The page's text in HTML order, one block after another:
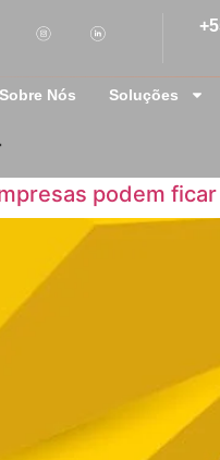
Sobre Nós Soluções
podem